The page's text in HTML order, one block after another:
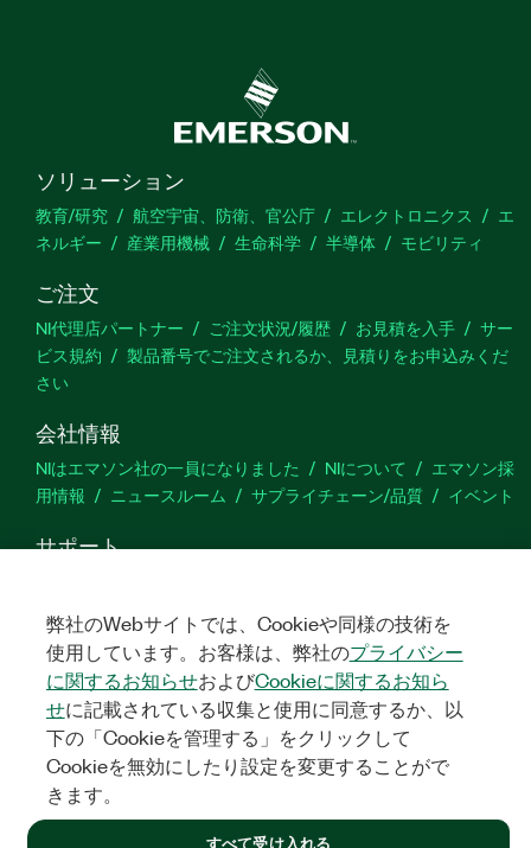
ソリューション
教育/研究 航空宇宙、防衛、官公庁 エレクトロニクス
エ
ネルギー
産業用機械 生命科学 半導体 モビリティ
ご注文
NI代理店パートナー ご注文状況/履歴 お見積を入手
サー
ビス規約
製品番号でご注文されるか、見積りをお申込みくだ
さい
会社情報
NIはエマソン社の一員になりました NIについて
エマソン採
用情報
ニュースルーム サプライチェーン/品質 イベント
サポート
するご意見
TwitterYouTube
©NATIONAL INSTRUMENTS CORP. ALL RIGHTS RESERVED.
弊社のWebサイトでは、Cookieや同様の技術を
使用しています。お客様は、弊社のプライバシー
に関するお知らせおよびCookieに関するお知ら
せに記載されている収集と使用に同意するか、以
下の「Cookieを管理する」をクリックして
Cookieを無効にしたり設定を変更することがで
きます。
すべて受け入れる